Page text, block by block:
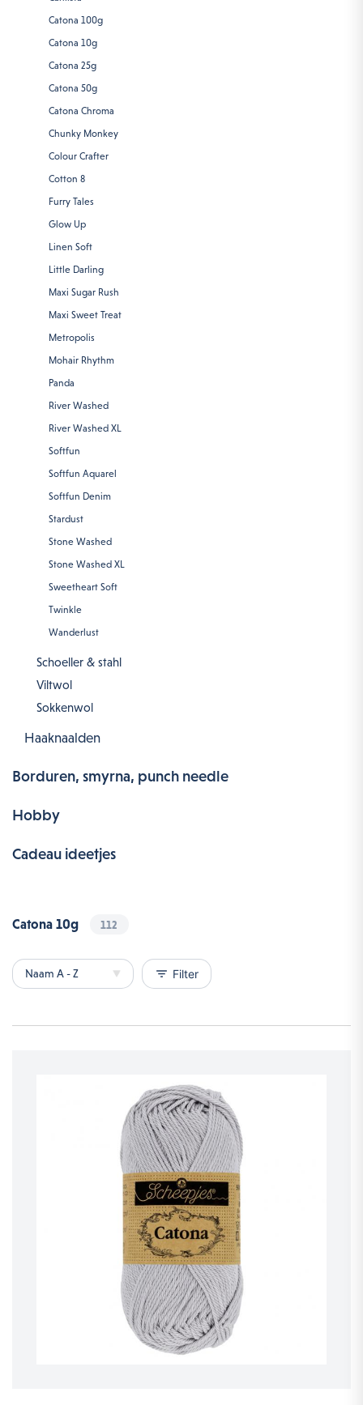
Catona 100g
Catona 10g
Catona 25g
Catona 50g
Catona Chroma
Chunky Monkey
Colour Crafter
Cotton 8
Furry Tales
Glow Up
Linen Soft
Little Darling
Maxi Sugar Rush
Maxi Sweet Treat
Metropolis
Mohair Rhythm
Panda
River Washed
River Washed XL
Softfun
Softfun Aquarel
Softfun Denim
Stardust
Stone Washed
Stone Washed XL
Sweetheart Soft
Twinkle
Wanderlust
Schoeller & stahl
Viltwol
Sokkenwol
Haaknaalden
Borduren, smyrna, punch needle
Hobby
Cadeau ideetjes
Catona 10g 112
filter_list Filter